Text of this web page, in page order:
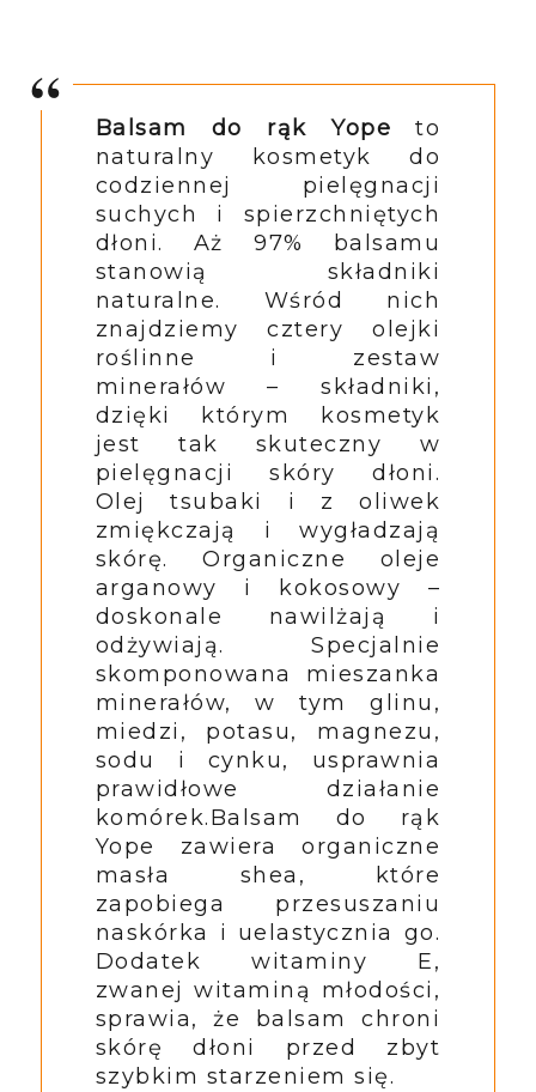
Balsam do rąk Yope to
naturalny kosmetyk do
codziennej pielęgnacji
suchych i spierzchniętych
dłoni. Aż 97% balsamu
stanowią składniki
naturalne. Wśród nich
znajdziemy cztery olejki
roślinne i zestaw
minerałów – składniki,
dzięki którym kosmetyk
jest tak skuteczny w
pielęgnacji skóry dłoni.
Olej tsubaki i z oliwek
zmiękczają i wygładzają
skórę. Organiczne oleje
arganowy i kokosowy –
doskonale nawilżają i
odżywiają. Specjalnie
skomponowana mieszanka
minerałów, w tym glinu,
miedzi, potasu, magnezu,
sodu i cynku, usprawnia
prawidłowe działanie
komórek.Balsam do rąk
Yope zawiera organiczne
masła shea, które
zapobiega przesuszaniu
naskórka i uelastycznia go.
Dodatek witaminy E,
zwanej witaminą młodości,
sprawia, że balsam chroni
skórę dłoni przed zbyt
szybkim starzeniem się.